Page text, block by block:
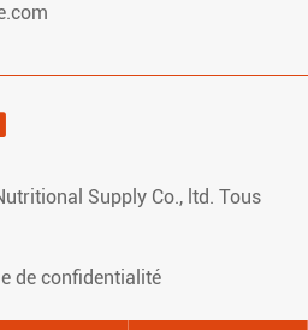
Supply Co., ltd. Tous
de confidentialité